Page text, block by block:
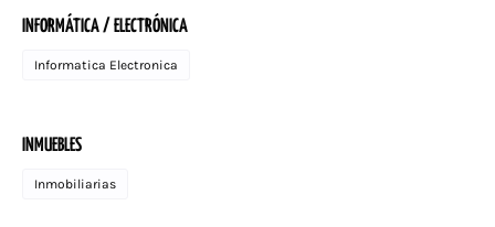
INFORMÁTICA / ELECTRÓNICA
Informatica Electronica
INMUEBLES
Inmobiliarias